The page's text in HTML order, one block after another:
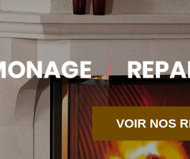
VOIR NOS